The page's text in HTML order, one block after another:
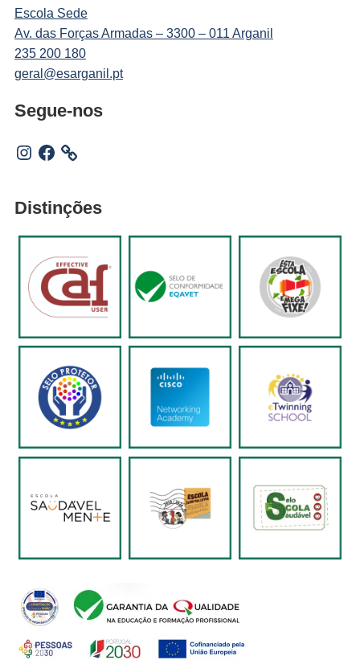
Escola Sede
Av. das Forças Armadas – 3300 – 011 Arganil
235 200 180
geral@esarganil.pt
Segue-nos
Instagram
Facebook
Distinções